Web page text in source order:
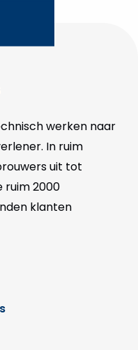
werken naar
In ruim
uit tot
ruim 2000
klanten